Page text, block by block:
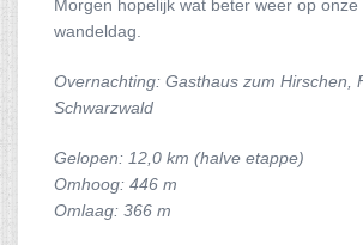
Morgen hopelijk wat beter weer op onze
wandeldag.
Overnachting: Gasthaus zum Hirschen,
Schwarzwald
Gelopen: 12,0 km (halve etappe)
Omhoog: 446 m
Omlaag: 366 m